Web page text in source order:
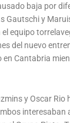
baja por
Gautschi y
equipo
del nuevo
Cantabria
y Oscar Rio
interesaban